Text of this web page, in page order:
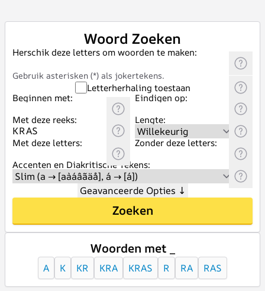
Woord Zoeken
Herschik deze letters om woorden te maken:
Gebruik asterisken (*) als jokertekens.
Letterherhaling toestaan
Beginnen met:
Eindigen op:
Met deze reeks:
Lengte:
Met deze letters:
Zonder deze letters:
Accenten en Diakritische Tekens:
Geavanceerde Opties ↓
Zoeken
Woorden met _
A K KR KRA KRAS R RA RAS